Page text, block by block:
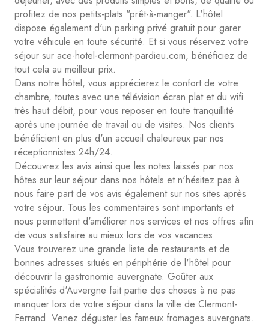
profitez de nos petits-plats "prêt-à-manger". L'hôtel
dispose également d'un parking privé gratuit pour garer
votre véhicule en toute sécurité. Et si vous réservez votre
séjour sur ace-hotel-clermont-pardieu.com, bénéficiez de
tout cela au meilleur prix.
Dans notre hôtel, vous apprécierez le confort de votre
chambre, toutes avec une télévision écran plat et du wifi
très haut débit, pour vous reposer en toute tranquillité
après une journée de travail ou de visites. Nos clients
bénéficient en plus d'un accueil chaleureux par nos
réceptionnistes 24h/24.
Découvrez les avis ainsi que les notes laissés par nos
hôtes sur leur séjour dans nos hôtels et n'hésitez pas à
nous faire part de vos avis également sur nos sites après
votre séjour. Tous les commentaires sont importants et
nous permettent d'améliorer nos services et nos offres afin
de vous satisfaire au mieux lors de vos vacances.
Vous trouverez une grande liste de restaurants et de
bonnes adresses situés en périphérie de l'hôtel pour
découvrir la gastronomie auvergnate. Goûter aux
spécialités d'Auvergne fait partie des choses à ne pas
manquer lors de votre séjour dans la ville de Clermont-
Ferrand. Venez déguster les fameux fromages auvergnats.